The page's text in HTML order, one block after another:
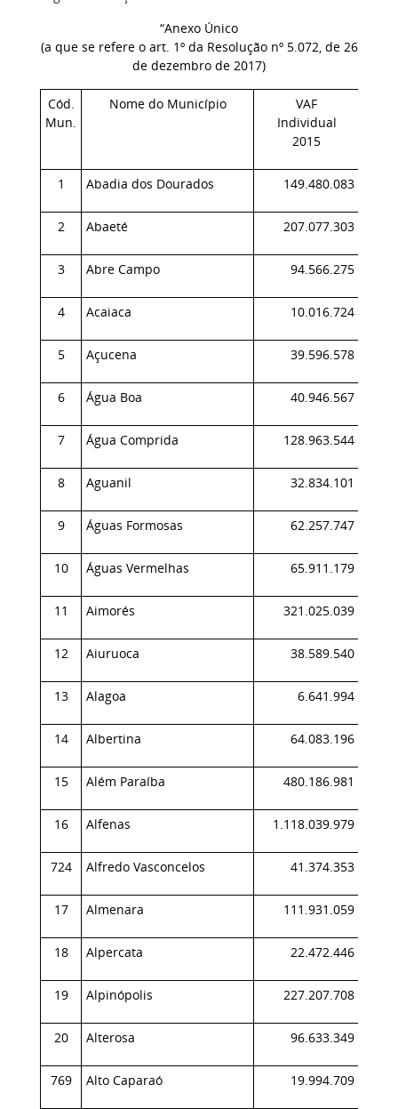
“Anexo Único
(a que se refere o art. 1º da Resolução nº 5.072, de 26
de dezembro de 2017)
Cód.
Mun.
Nome do Município
VAF
Individual
2015
1 Abadia dos Dourados 149.480.083
2 Abaeté 207.077.303
3 Abre Campo 94.566.275
4 Acaiaca 10.016.724
5 Açucena 39.596.578
6 Água Boa 40.946.567
7 Água Comprida 128.963.544
8 Aguanil 32.834.101
9 Águas Formosas 62.257.747
10 Águas Vermelhas 65.911.179
11 Aimorés 321.025.039
12 Aiuruoca 38.589.540
13 Alagoa 6.641.994
14 Albertina 64.083.196
15 Além Paraíba 480.186.981
16 Alfenas 1.118.039.979
724 Alfredo Vasconcelos 41.374.353
17 Almenara 111.931.059
18 Alpercata 22.472.446
19 Alpinópolis 227.207.708
20 Alterosa 96.633.349
769 Alto Caparaó 19.994.709